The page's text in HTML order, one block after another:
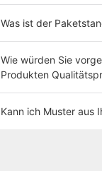
Was ist der
Wie würden Sie
Produkten
Kann ich Muster aus